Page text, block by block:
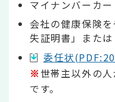
マイナンバーカ
会社の健康保険
失証明書」また
委任状
※世帯主以外の
です。